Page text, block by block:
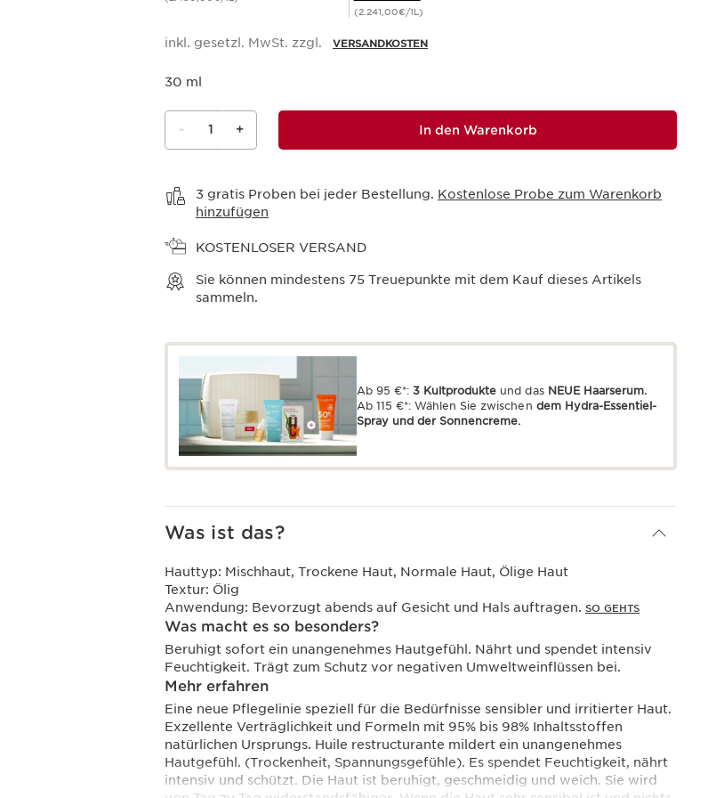
(2.241,00€/1L)
inkl. gesetzl. MwSt. zzgl. VERSANDKOSTEN
30 ml
- 1 + In den Warenkorb
3 gratis Proben bei jeder Bestellung. Kostenlose Probe zum Warenkorb
hinzufügen
KOSTENLOSER VERSAND
Sie können mindestens 75 Treuepunkte mit dem Kauf dieses Artikels
sammeln.
Ab 95 €*:3 Kultprodukte und das NEUE Haarserum.
Ab 115 €*: Wählen Sie zwischen dem Hydra-Essentiel-
Spray und der Sonnencreme.
Was ist das?
Hauttyp: Mischhaut, Trockene Haut, Normale Haut, Ölige Haut
Textur: Ölig
Anwendung: Bevorzugt abends auf Gesicht und Hals auftragen. SO GEHTS
Was macht es so besonders?
Beruhigt sofort ein unangenehmes Hautgefühl. Nährt und spendet intensiv
Feuchtigkeit. Trägt zum Schutz vor negativen Umweltweinflüssen bei.
Mehr erfahren
Eine neue Pflegelinie speziell für die Bedürfnisse sensibler und irritierter Haut.
Exzellente Verträglichkeit und Formeln mit 95% bis 98% Inhaltsstoffen
natürlichen Ursprungs. Huile restructurante mildert ein unangenehmes
Hautgefühl. (Trockenheit, Spannungsgefühle). Es spendet Feuchtigkeit, nährt
intensiv und schützt. Die Haut ist beruhigt, geschmeidig und weich. Sie wird